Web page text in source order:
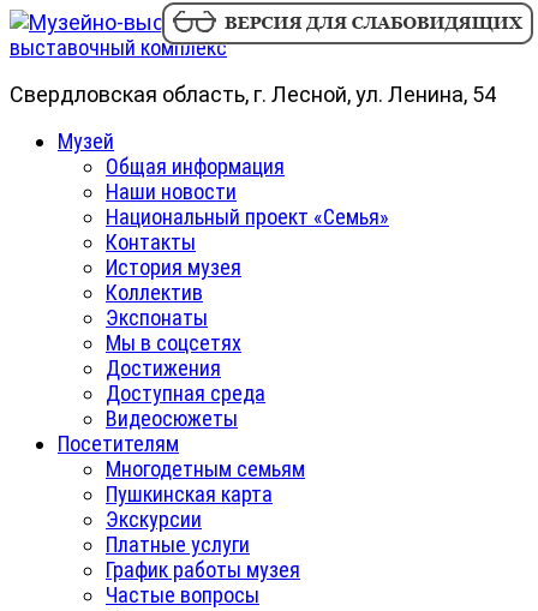
Skip
to
Музейно-
выставочный комплекс
Свердловская область, г. Лесной, ул. Ленина, 54
PrimaryМузей
Общая информация
Наши новости
Национальный проект «Семья»
Контакты
История музея
Коллектив
Экспонаты
Мы в соцсетях
Достижения
Доступная среда
Видеосюжеты
Посетителям
Многодетным семьям
Пушкинская карта
Экскурсии
Платные услуги
График работы музея
Частые вопросы